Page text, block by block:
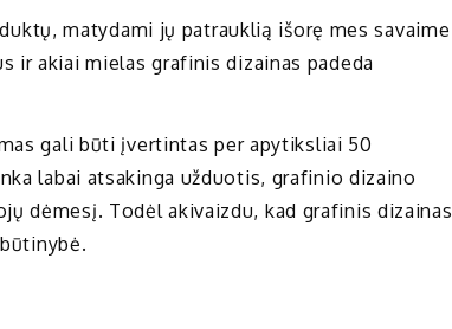
matydami jų patrauklią išorę mes savaime
ir akiai mielas grafinis dizainas padeda
gali būti įvertintas per apytiksliai 50
labai atsakinga užduotis, grafinio dizaino
dėmesį. Todėl akivaizdu, kad grafinis dizainas